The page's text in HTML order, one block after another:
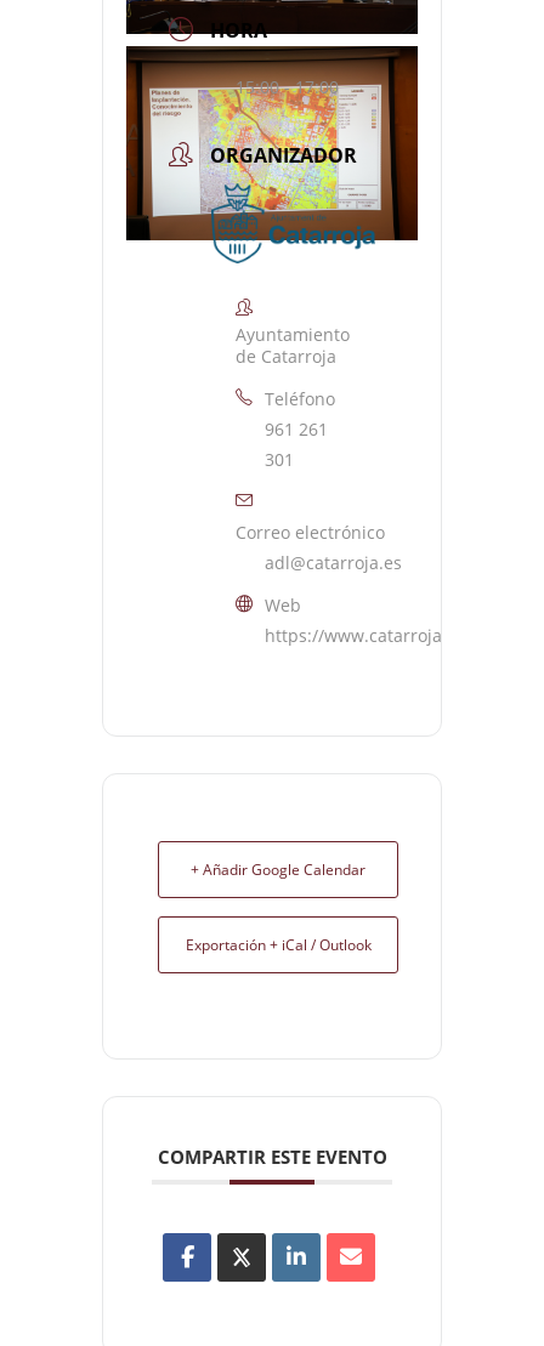
HORA
15:00 - 17:00
ORGANIZADOR
Ayuntamiento
de Catarroja
Teléfono
961 261
301
Correo electrónico
adl@catarroja.es
Web
https://www.catarroja.es/
+ Añadir Google Calendar
Exportación + iCal / Outlook
COMPARTIR ESTE EVENTO